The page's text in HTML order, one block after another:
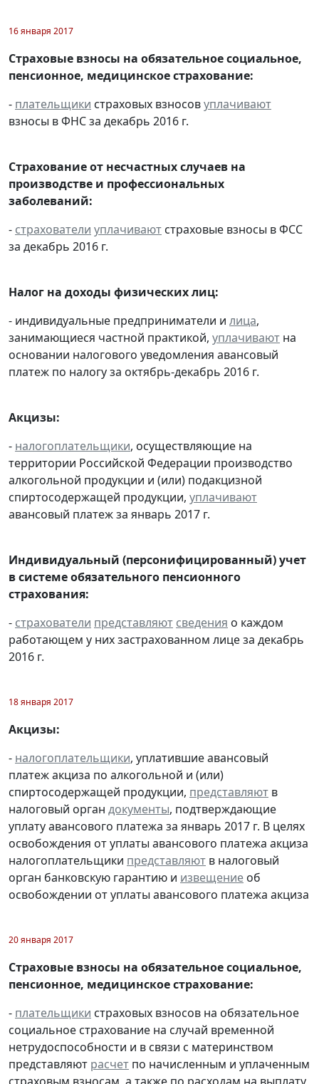
16 января 2017
Страховые взносы на обязательное социальное,
пенсионное, медицинское страхование:
- плательщики страховых взносовуплачивают
взносы в ФНС за декабрь 2016 г.
Страхование от несчастных случаев на
производстве и профессиональных
заболеваний:
- страхователи уплачивают страховые взносы в ФСС
за декабрь 2016 г.
Налог на доходы физических лиц:
- индивидуальные предприниматели и лица,
занимающиеся частной практикой, уплачивают на
основании налогового уведомления авансовый
платеж по налогу за октябрь-декабрь 2016 г.
Акцизы:
- налогоплательщики, осуществляющие на
территории Российской Федерации производство
алкогольной продукции и (или) подакцизной
спиртосодержащей продукции, уплачивают
авансовый платеж за январь 2017 г.
Индивидуальный (персонифицированный) учет
в системе обязательного пенсионного
страхования:
- страхователи представляют сведения о каждом
работающем у них застрахованном лице за декабрь
2016 г.
18 января 2017
Акцизы:
- налогоплательщики, уплатившие авансовый
платеж акциза по алкогольной и (или)
спиртосодержащей продукции, представляют в
налоговый орган документы, подтверждающие
уплату авансового платежа за январь 2017 г. В целях
освобождения от уплаты авансового платежа акциза
налогоплательщики представляют в налоговый
орган банковскую гарантию и извещение об
освобождении от уплаты авансового платежа акциза
20 января 2017
Страховые взносы на обязательное социальное,
пенсионное, медицинское страхование:
- плательщики страховых взносов на обязательное
социальное страхование на случай временной
нетрудоспособности и в связи с материнством
представляют расчет по начисленным и уплаченным